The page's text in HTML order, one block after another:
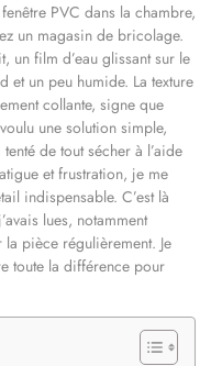
PVC dans la chambre,
un magasin de bricolage.
un film d’eau glissant sur le
et un peu humide. La texture
collante, signe que
une solution simple,
de tout sécher à l’aide
et frustration, je me
indispensable. C’est là
lues, notamment
la pièce régulièrement. Je
toute la différence pour